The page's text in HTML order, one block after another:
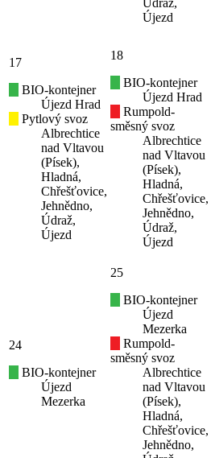
Údraž,
Újezd
17
BIO-kontejner
Újezd Hrad
Pytlový svoz
Albrechtice
nad Vltavou
(Písek),
Hladná,
Chřešťovice,
Jehnědno,
Údraž,
Újezd
18
BIO-kontejner
Újezd Hrad
Rumpold-
směsný svoz
Albrechtice
nad Vltavou
(Písek),
Hladná,
Chřešťovice,
Jehnědno,
Údraž,
Újezd
24
BIO-kontejner
Újezd
Mezerka
25
BIO-kontejner
Újezd
Mezerka
Rumpold-
směsný svoz
Albrechtice
nad Vltavou
(Písek),
Hladná,
Chřešťovice,
Jehnědno,